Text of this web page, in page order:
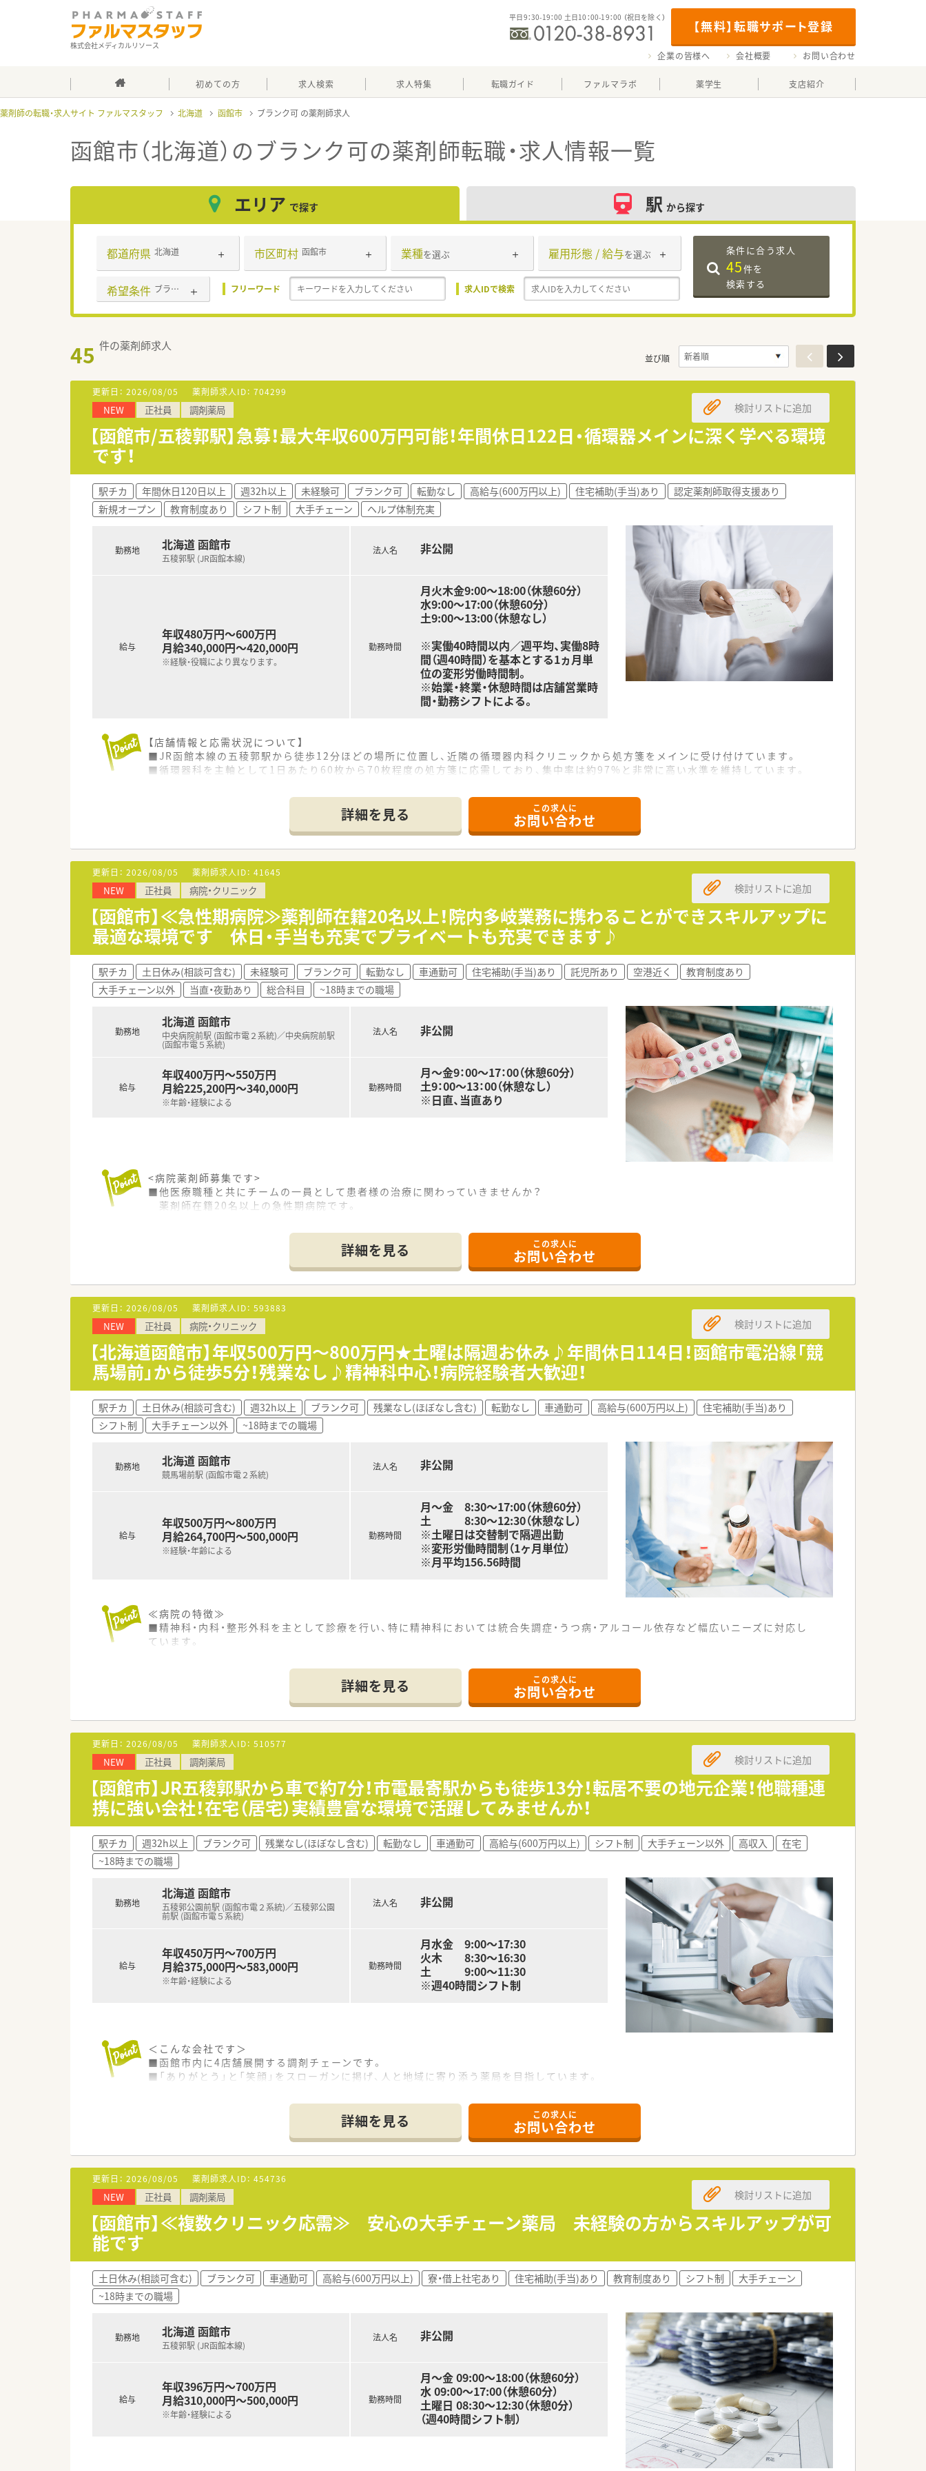
株式会社メディカルリソース
【無料】転職サポート登録
平日9：30-19：00 土日10：00-19：00 （祝日を除く）
企業の皆様へ 会社概要 お問い合わせ
初めての方 求人検索 求人特集 転職ガイド ファルマラボ 薬学生 支店紹介
薬剤師の転職・求人サイト ファルマスタッフ 北海道 函館市 ブランク可
函館市（北海道）のブランク可の薬剤師転職・求人情報一覧
エリア で探す 駅 から探す
都道府県 北海道 市区町村 函館市 業種を選ぶ 雇用形態 / 給与を選ぶ
希望条件 ブランク可 フリーワード 求人IDで検索
条件に合う求人
45件を
検索する
45 件の薬剤師求人
並び順
更新日： 2026/08/05 薬剤師求人ID： 704299
NEW 正社員 調剤薬局
【函館市/五稜郭駅】急募！最大年収600万円可能！年間休日122日・循環器メインに深く学べる環境
です！
検討リストに追加
駅チカ 年間休日120日以上 週32h以上 未経験可 ブランク可 転勤なし 高給与(600万円以上) 住宅補助(手当)あり
認定薬剤師取得支援あり
新規オープン
教育制度あり シフト制 大手チェーン ヘルプ体制充実
勤務地 北海道 函館市
五稜郭駅 (JR函館本線)
給与
年収480万円～600万円
月給340,000円～420,000円
※経験・役職により異なります。
法人名 非公開
勤務時間
月火木金9:00～18:00（休憩60分）
水9:00～17:00（休憩60分）
土9:00～13:00（休憩なし）
※実働40時間以内／週平均、実働8時
間（週40時間）を基本とする1ヵ月単
位の変形労働時間制。
※始業・終業・休憩時間は店舗営業時
間・勤務シフトによる。
【店舗情報と応需状況について】
■JR函館本線の五稜郭駅から徒歩12分ほどの場所に位置し、近隣の循環器内科クリニックから処方箋をメインに受け付けています。
■循環器科を主軸として1日あたり60枚から70枚程度の処方箋に応需しており、集中率は約97%と非常に高い水準を維持しています。
■個人の志向に合わせて、支店長や支社長を目指すマネジメントキャリア、または専門性を極めるスペシャリストキャリアが選択できま
■大学病院敷地内への出店実績を活かした病院研修制度があり、外来がん治療認定薬剤師などの高度な専門資格の取得を支援していま
す。
■アロマテラピー検定などの薬剤師免許以外の資格取得に対しても手当が支給され、幅広い知識を習得する自己研鑽を会社が応援しま
す。
【想定されるモデル年収】
■一般薬剤師としての採用時は年収480万円程度からのスタートとなり、経験を積むことで最大600万円まで目指すことが可能です。
■昇給は年1回、賞与は年2回の支給があり、上場企業ならではの安定した給与体系の中で長期的なライフプランを構築できます。
■北海道などの特定地域では地域手当が高く設定されているため、地域貢献をしながら高い給与水準を実現できることが大きな利点で
す。
■全体の2割以上の店舗で健康サポート薬局の認定を取得しており、大手チェーンの中でもトップクラスの取得率で地域貢献を行ってい
ます。
■機能性アロマや医療用サプリメントを活用した予防医療を推進しており、処方箋がなくても健康相談に立ち寄れる薬局を目指してい
■在宅業務においては本社社員が配達を担当する仕組みを構築しており、薬剤師が専門的な調剤や指導業務に専念できる体制を整えて
います。
詳細を見る この求人に
お問い合わせ
更新日： 2026/08/05 薬剤師求人ID： 41645
NEW 正社員 病院・クリニック
【函館市】≪急性期病院≫薬剤師在籍20名以上！院内多岐業務に携わることができスキルアップに
最適な環境です 休日・手当も充実でプライベートも充実できます♪
検討リストに追加
駅チカ 土日休み(相談可含む) 未経験可 ブランク可 転勤なし 車通勤可 住宅補助(手当)あり 託児所あり 空港近く
教育制度あり
大手チェーン以外
当直・夜勤あり 総合科目 ~18時までの職場
勤務地
北海道 函館市
中央病院前駅 (函館市電２系統)／中央病院前駅
(函館市電５系統)
給与
年収400万円～550万円
月給225,200円～340,000円
※年齢・経験による
法人名 非公開
勤務時間
月～金9：00～17：00（休憩60分）
土9：00～13：00（休憩なし）
※日直、当直あり
<病院薬剤師募集です>
■他医療職種と共にチームの一員として患者様の治療に関わっていきませんか？
薬剤師在籍20名以上の急性期病院です。
■病棟業務はもちろん、抗癌剤無菌調製業務、高カロリー輸液混注業務、DI業務、臨床治験管理業務、TDM業務など多岐業務に携わること
■勉強会や学術大会参加もあり、切磋琢磨しながら薬剤師として成長することができます。
■若年層から幅広い年齢層が活躍されています。新卒の方や第二新卒の方のキャリアスタートにもオススメです。
■外来は100％院外処方となっており院内での業務に集中して取り組むことのできる環境です。
■オーダリングシステム、電子カルテ導入済みで業務も安心でスムーズです。
<休暇・手当が充実>
■福利厚生◎住宅手当、扶養手当、医療費減免制度等で職員をサポートします。
■休日がたっぷり♪年間15日取得の指定休や毎年必ず1週間以上取得の連続休暇制度、他にも休日がしっかりありプライベートの時間
も充実できます。
<こんな病院です>
■函館市に1930年開設！創立90年を超える歴史ある病院です。
地域の基幹病院として急性期医療を中心に小児・周産期医療、救急医療に力を入れると共に、北海道がん診療連携指定病院としてがん
■患者さまの権利を尊重し、皆さまに安心・安全なチーム医療を提供することを基本方針としています。
地域医療機関や行政と連携しながら、職員が安心して働ける職場環境づくりと人材育成に力を入れています。
■託児所完備＆産育休実績あり！子育て世代も安心して勤務できます。
詳細を見る この求人に
お問い合わせ
更新日： 2026/08/05 薬剤師求人ID： 593883
NEW 正社員 病院・クリニック
【北海道函館市】年収500万円～800万円★土曜は隔週お休み♪年間休日114日！函館市電沿線「競
馬場前」から徒歩5分！残業なし♪精神科中心！病院経験者大歓迎！
検討リストに追加
駅チカ 土日休み(相談可含む) 週32h以上 ブランク可 残業なし(ほぼなし含む) 転勤なし 車通勤可 高給与(600万円以上)
住宅補助(手当)あり
シフト制
大手チェーン以外 ~18時までの職場
勤務地 北海道 函館市
競馬場前駅 (函館市電２系統)
給与
年収500万円～800万円
月給264,700円～500,000円
※経験・年齢による
法人名 非公開
勤務時間
月～金 8:30～17:00（休憩60分）
土 8:30～12:30（休憩なし）
※土曜日は交替制で隔週出勤
※変形労働時間制（1ヶ月単位）
※月平均156.56時間
≪病院の特徴≫
■精神科・内科・整形外科を主として診療を行い、特に精神科においては統合失調症・うつ病・アルコール依存など幅広いニーズに対応し
ています。
■同法人では介護老人保健施設、グループホーム、デイサービス、指定居宅介護支援事業所なども運営しております。
■17時までの勤務で残業も少ない環境です。
■年間休日も114日と多めです。土曜日も隔週勤務でOK！シフトによって交替制で休み取得可能です。
≪こんな方におすすめ≫
■仕事とプライベートにメリハリのある生活をしたい方。
■病院実務経験が豊富で病棟業務が好きな方。
■精神科領域の経験がある、または興味がある方。
詳細を見る この求人に
お問い合わせ
更新日： 2026/08/05 薬剤師求人ID： 510577
NEW 正社員 調剤薬局
【函館市】JR五稜郭駅から車で約7分！市電最寄駅からも徒歩13分！転居不要の地元企業！他職種連
携に強い会社！在宅（居宅）実績豊富な環境で活躍してみませんか！
検討リストに追加
駅チカ 週32h以上 ブランク可 残業なし(ほぼなし含む) 転勤なし 車通勤可 高給与(600万円以上) シフト制 大手チェーン以外 高収入
在宅
~18時までの職場
勤務地
北海道 函館市
五稜郭公園前駅 (函館市電２系統)／五稜郭公園
前駅 (函館市電５系統)
給与
年収450万円～700万円
月給375,000円～583,000円
※年齢・経験による
法人名 非公開
勤務時間
月水金 9:00～17:30
火木 8:30～16:30
土 9:00～11:30
※週40時間シフト制
＜こんな会社です＞
■函館市内に4店舗展開する調剤チェーンです。
■「ありがとう」と「笑顔」をスローガンに掲げ、人と地域に寄り添う薬局を目指しています。
■患者様との距離が近く、薬剤師の存在をより身近に感じていただけます。
■自分自身のアイデアを活かして小回りの効いた仕事も実現可能。
■薬局事業の他、介護部門も事業展開しており、より密な多職種連携を強みとしています。
＜こんな方におすすめ＞
■函館市の調剤薬局で長期的に活躍し続けたい方。
■自身のスキルアップに向けて積極的な挑戦をしていきたい方。
■在宅経験、多職種連携など薬剤師としての業務の視野を広く持ちながら働きたい方。
詳細を見る この求人に
お問い合わせ
更新日： 2026/08/05 薬剤師求人ID： 454736
NEW 正社員 調剤薬局
【函館市】≪複数クリニック応需≫ 安心の大手チェーン薬局 未経験の方からスキルアップが可
能です
検討リストに追加
土日休み(相談可含む) ブランク可 車通勤可 高給与(600万円以上) 寮・借上社宅あり 住宅補助(手当)あり 教育制度あり シフト制
大手チェーン
~18時までの職場
勤務地 北海道 函館市
五稜郭駅 (JR函館本線)
給与
年収396万円～700万円
月給310,000円～500,000円
※年齢・経験による
法人名 非公開
勤務時間
月～金 09:00～18:00（休憩60分）
水 09:00～17:00（休憩60分）
土曜日 08:30～12:30（休憩0分）
（週40時間シフト制）